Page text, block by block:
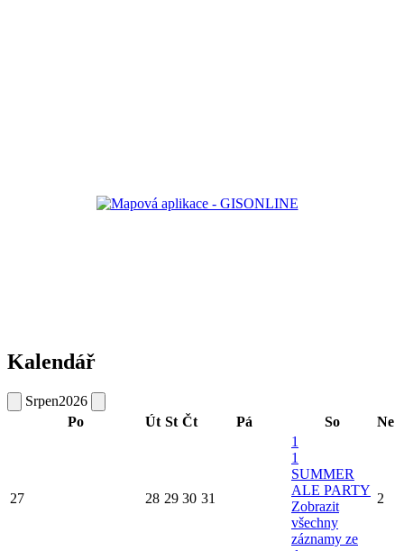
Kalendář
Srpen2026
Po
Út St Čt Pá So Ne
27 28 29 30 31
1
1
SUMMER
ALE PARTY
Zobrazit
všechny
záznamy ze
2